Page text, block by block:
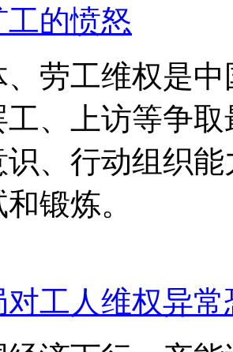
的愤怒
、劳工维权是
、上访等争
、行动组织
锻炼。
对工人维权异